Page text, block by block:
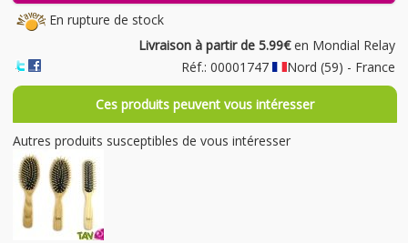
En rupture de stock
Livraison à partir de 5.99€en Mondial Relay
Réf.: 00001747
Nord (59) - France
Ces produits peuvent vous intéresser
Autres produits susceptibles de vous intéresser